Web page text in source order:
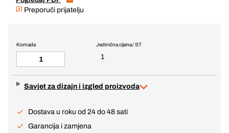
Preporuči prijatelju
Jedinična cijena / ST
1
Komada
Savjet za dizajn i izgled proizvoda
Dostava u roku od 24 do 48 sati
Garancija i zamjena